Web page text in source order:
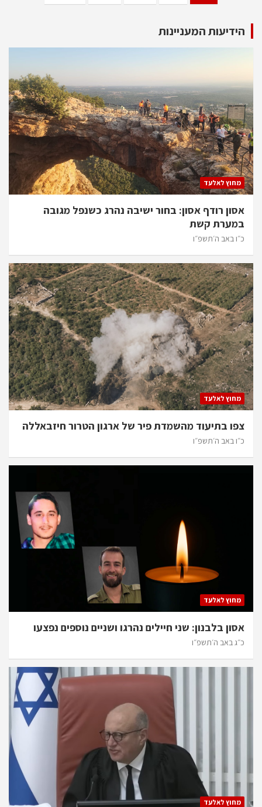
pagination
הידיעות המעניינות
מחוץ לאלעד
אסון רודף אסון: בחור ישיבה נהרג כשנפל מגובה
במערת קשת
כ״ו באב ה׳תשפ״ו
מחוץ לאלעד
צפו בתיעוד מהשמדת פיר של ארגון הטרור חיזבאללה
כ״ו באב ה׳תשפ״ו
מחוץ לאלעד
אסון בלבנון: שני חיילים נהרגו ושניים נוספים נפצעו
כ״ג באב ה׳תשפ״ו
מחוץ לאלעד